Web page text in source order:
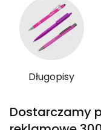
Długopisy
Dostarczamy